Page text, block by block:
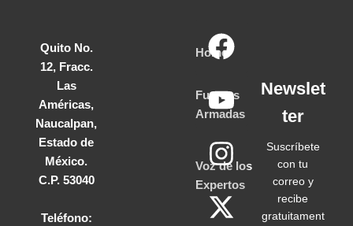
Quito No.
12, Fracc.
Las
Américas,
Naucalpan,
Estado de
México.
C.P. 53040
Teléfono:
Home
Fuerzas
Armadas
Voz de los
Expertos
Newslet
ter
Suscríbete
con tu
correo y
recibe
gratuitament